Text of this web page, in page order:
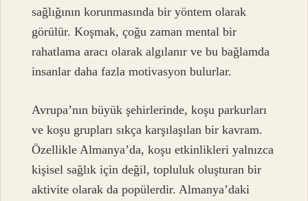
sağlığının korunmasında bir yöntem olarak
görülür. Koşmak, çoğu zaman mental bir
rahatlama aracı olarak algılanır ve bu bağlamda
insanlar daha fazla motivasyon bulurlar.
Avrupa’nın büyük şehirlerinde, koşu parkurları
ve koşu grupları sıkça karşılaşılan bir kavram.
Özellikle Almanya’da, koşu etkinlikleri yalnızca
kişisel sağlık için değil, topluluk oluşturan bir
aktivite olarak da popülerdir. Almanya’daki